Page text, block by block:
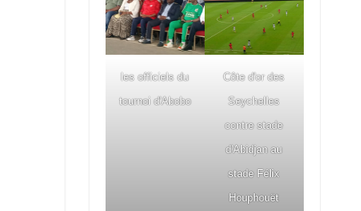
les officiels du
tournoi d'Abobo
Côte d'or des
Seychelles
contre stade
d'Abidjan au
stade Félix
Houphouët